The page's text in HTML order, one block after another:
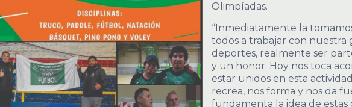
Olimpíadas.
“Inmediatamente la
todos a trabajar con nuestra
deportes, realmente ser
y un honor. Hoy nos toca
estar unidos en esta
recrea, nos forma y nos da
fundamenta la idea de estas